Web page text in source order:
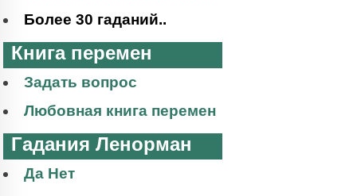
Более 30 гаданий..
Книга перемен
Задать вопрос
Любовная книга перемен
Гадания Ленорман
Да Нет